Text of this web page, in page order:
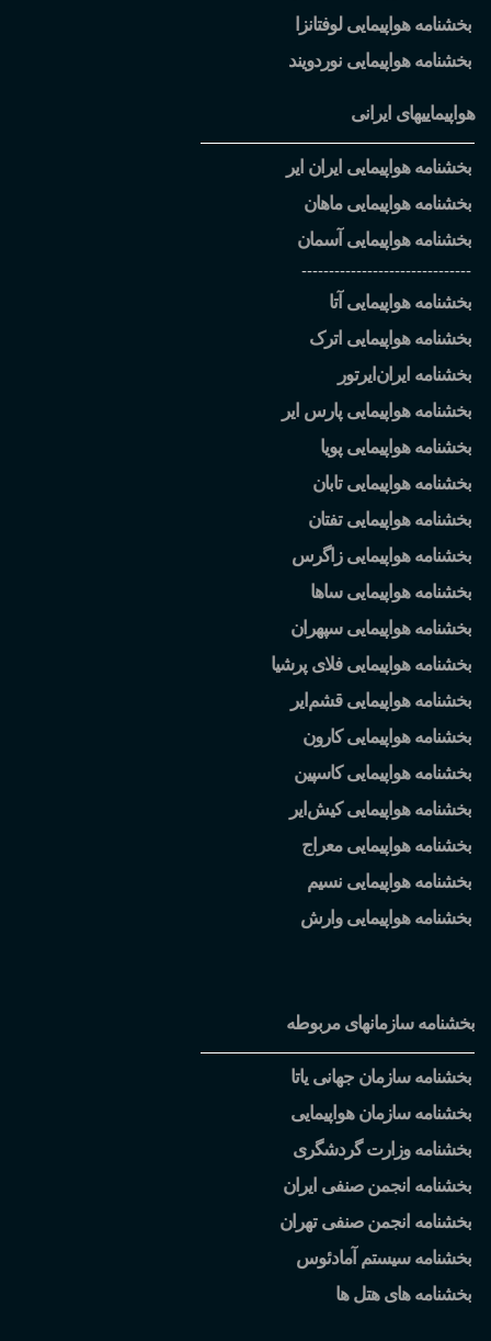
بخشنامه هواپیمایی لوفتانزا
بخشنامه هواپیمایی نوردویند
هواپیماییهای ایرانی
بخشنامه هواپیمایی ایران ایر
بخشنامه هواپیمایی ماهان
بخشنامه هواپیمایی آسمان
-------------------------------
بخشنامه هواپیمایی آتا
بخشنامه هواپیمایی اترک
بخشنامه ایران ایرتور
بخشنامه هواپیمایی پارس ایر
بخشنامه هواپیمایی پویا
بخشنامه هواپیمایی تابان
بخشنامه هواپیمایی تفتان
بخشنامه هواپیمایی زاگرس
بخشنامه هواپیمایی ساها
بخشنامه هواپیمایی سپهران
بخشنامه هواپیمایی فلای پرشیا
بخشنامه هواپیمایی قشم ایر
بخشنامه هواپیمایی کارون
بخشنامه هواپیمایی کاسپین
بخشنامه هواپیمایی کیش ایر
بخشنامه هواپیمایی معراج
بخشنامه هواپیمایی نسیم
بخشنامه هواپیمایی وارش
بخشنامه سازمانهای مربوطه
بخشنامه سازمان جهانی یاتا
بخشنامه سازمان هواپیمایی
بخشنامه وزارت گردشگری
بخشنامه انجمن صنفی ایران
بخشنامه انجمن صنفی تهران
بخشنامه سیستم آمادئوس
بخشنامه های هتل ها